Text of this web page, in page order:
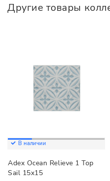
Другие товары
В наличии
Adex Ocean Relieve 1 Top
Sail 15x15